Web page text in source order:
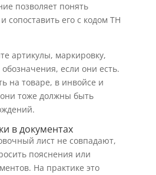
позволяет понять
сопоставить его с кодом ТН
артикулы, маркировку,
если они есть.
на товаре, в инвойсе и
тоже должны быть
в документах
лист не совпадают,
пояснения или
На практике это